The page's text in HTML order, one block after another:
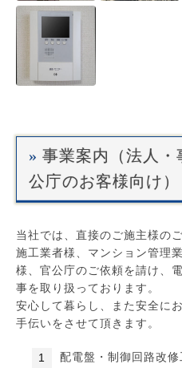
事業案内（法人・
公庁のお客様向け）
当社では、直接のご施主様の
施工業者様、マンション管理
様、官公庁のご依頼を請け、
事を取り扱っております。
安心して暮らし、また安全に
手伝いをさせて頂きます。
配電盤・制御回路改修